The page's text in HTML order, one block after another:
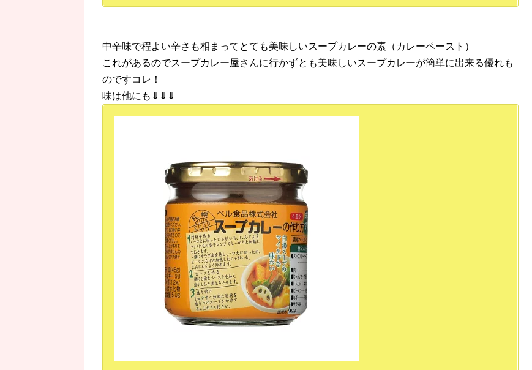
中辛味で程よい辛さも相まってとても美味しいスープカレーの素（カレーペースト）
これがあるのでスープカレー屋さんに行かずとも美味しいスープカレーが簡単に出来る優れも
のですコレ！
味は他にも⇓⇓⇓